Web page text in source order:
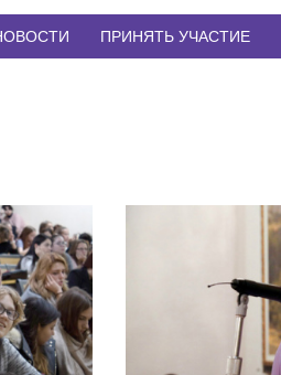
ПРИНЯТЬ УЧАСТИЕ